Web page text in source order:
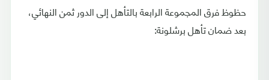
حظوظ فرق المجموعة الرابعة بالتأهل إلى الدور ثمن النهائي،
بعد ضمان تأهل برشلونة: